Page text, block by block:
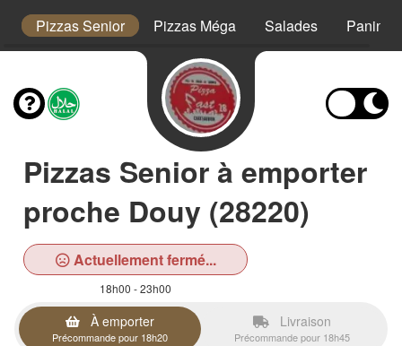
Pizzas Senior Pizzas Méga Salades Paninis
Pizzas Senior à emporter
proche Douy (28220)
Actuellement fermé...
18h00 - 23h00
À emporter
Précommande pour 18h20
Livraison
Précommande pour 18h45